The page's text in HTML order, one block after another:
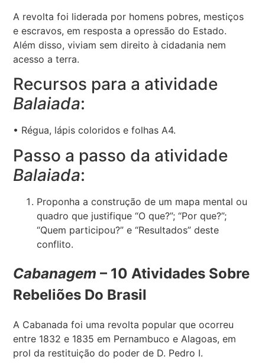
A revolta foi liderada por homens pobres, mestiços
e escravos, em resposta a opressão do Estado.
Além disso, viviam sem direito à cidadania nem
acesso a terra.
Recursos para a atividade
Balaiada:
• Régua, lápis coloridos e folhas A4.
Passo a passo da atividade
Balaiada:
Proponha a construção de um mapa mental ou
quadro que justifique “O que?”; “Por que?”;
“Quem participou?” e “Resultados” deste
conflito.
Cabanagem – 10 Atividades Sobre
Rebeliões Do Brasil
A Cabanada foi uma revolta popular que ocorreu
entre 1832 e 1835 em Pernambuco e Alagoas, em
prol da restituição do poder de D. Pedro I.